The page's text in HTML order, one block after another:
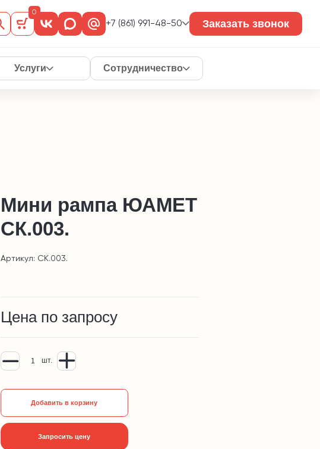
0
+7 (861) 991-48-50 Заказать звонок
Услуги Сотрудничество
Мини рампа ЮАМЕТ
СК.003.
Артикул: СК.003.
Цена по запросу
шт.
Добавить в корзину
Запросить цену